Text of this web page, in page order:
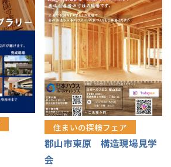
住まいの探検フェア
郡山市東原 構造現場見学
会